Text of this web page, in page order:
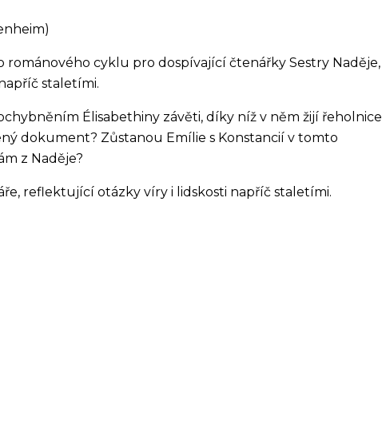
cyklu pro dospívající čtenářky Sestry Naděje,
staletími.
Élisabethiny závěti, díky níž v něm žijí řeholnice
dokument? Zůstanou Emílie s Konstancií v tomto
z Naděje?
reflektující otázky víry i lidskosti napříč staletími.